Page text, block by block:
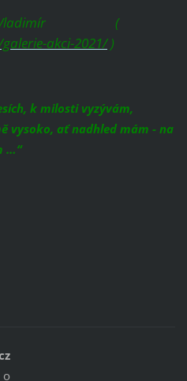
(
akci-2021/)
k milosti vyzývám,
vysoko, ať nadhled mám - na
…“
o